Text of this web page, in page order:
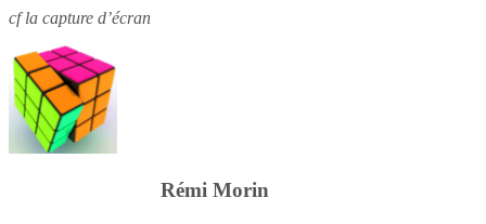
cf la capture d’écran
Rémi Morin